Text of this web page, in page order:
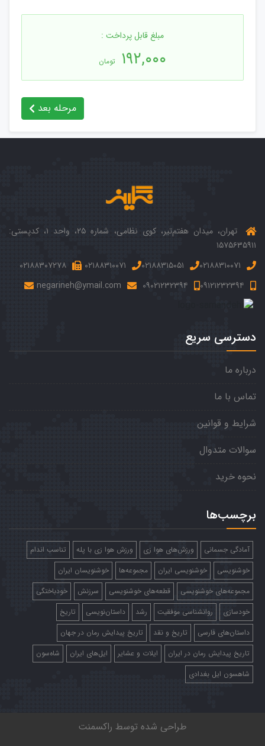
مبلغ قابل پرداخت :
۱۹۲,۰۰۰ تومان
مرحله بعد
تهران، میدان هفتم‌‌تیر، کوی نظامی، شماره ۲۵، واحد ۱، کدپستی:
۱۵۷۵۶۳۵۹۱۱
۰۲۱۸۸۳۱۰۰۷۱
۰۲۱۸۸۳۱۵۰۵۱ ۰۲۱۸۸۳۱۰۰۷۱
۰۲۱۸۸۳۰۷۲۷۸
۰۹۱۲۱۲۳۲۳۹۴
۰۹۰۲۱۲۳۲۳۹۴ negarineh@ymail.com
دسترسی سریع
درباره ما
تماس با ما
شرایط و قوانین
سوالات متدوال
نحوه خرید
برچسب‌ها
آمادگی جسمانی ورزش‌های هوا زی ورزش هوا زی با پله
تناسب اندام
خوشنویسی
خوشنویسی ایران مجموعه‌ها
خوشنویسان ایران
مجموعه‌های خوشنویسی
قطعه‌های خوشنویسی سرزنش
خودباختگی
خودسازی
روانشناسی موفقیت رشد داستان‌نویسی
تاریخ
داستان‌های فارسی
تاریخ و نقد
تاریخ پیدایش رمان در جهان
تاریخ پیدایش رمان در ایران
ایلات و عشایر ایل‌های ایران
شاه‌سون
شاهسون ایل بغدادی
طراحی شده توسط راکسمنت